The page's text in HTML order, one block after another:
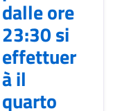
dalle ore
23:30 si
effettuer
à il
quarto